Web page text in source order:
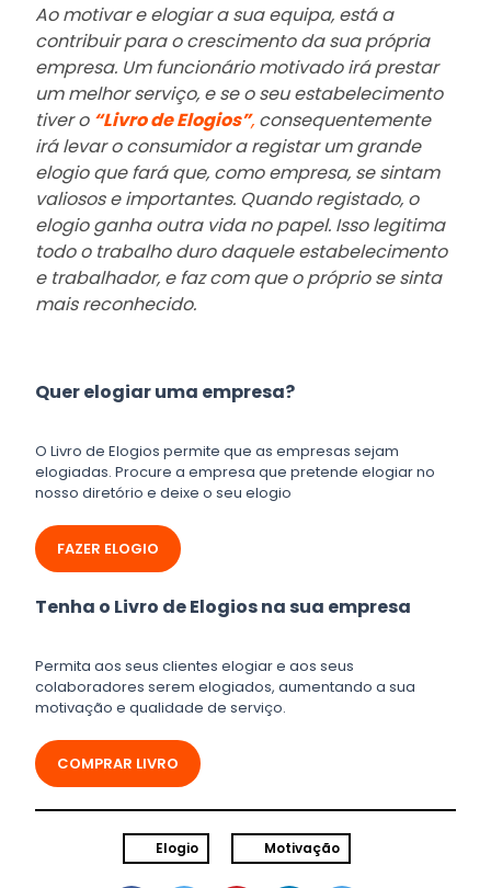
Ao motivar e elogiar a sua equipa, está a
contribuir para o crescimento da sua própria
empresa. Um funcionário motivado irá prestar
um melhor serviço, e se o seu estabelecimento
tiver o “Livro de Elogios”, consequentemente
irá levar o consumidor a registar um grande
elogio que fará que, como empresa, se sintam
valiosos e importantes. Quando registado, o
elogio ganha outra vida no papel. Isso legitima
todo o trabalho duro daquele estabelecimento
e trabalhador, e faz com que o próprio se sinta
mais reconhecido.
Quer elogiar uma empresa?
O Livro de Elogios permite que as empresas sejam
elogiadas. Procure a empresa que pretende elogiar no
nosso diretório e deixe o seu elogio
FAZER ELOGIO
Tenha o Livro de Elogios na sua empresa
Permita aos seus clientes elogiar e aos seus
colaboradores serem elogiados, aumentando a sua
motivação e qualidade de serviço.
COMPRAR LIVRO
Elogio Motivação